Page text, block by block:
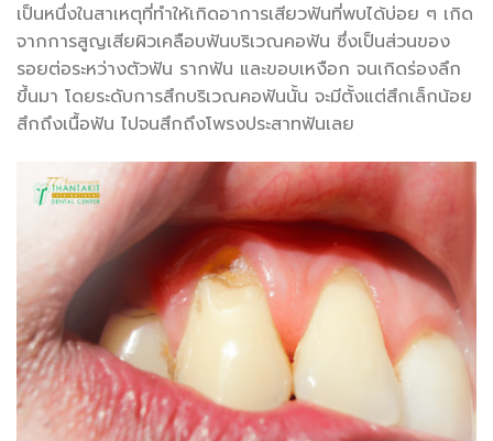
เป็นหนึ่งในสาเหตุที่ทำให้เกิดอาการเสียวฟันที่พบได้บ่อย ๆ เกิด
จากการสูญเสียผิวเคลือบฟันบริเวณคอฟัน ซึ่งเป็นส่วนของ
รอยต่อระหว่างตัวฟัน รากฟัน และขอบเหงือก จนเกิดร่องลึก
ขึ้นมา โดยระดับการสึกบริเวณคอฟันนั้น จะมีตั้งแต่สึกเล็กน้อย
สึกถึงเนื้อฟัน ไปจนสึกถึงโพรงประสาทฟันเลย